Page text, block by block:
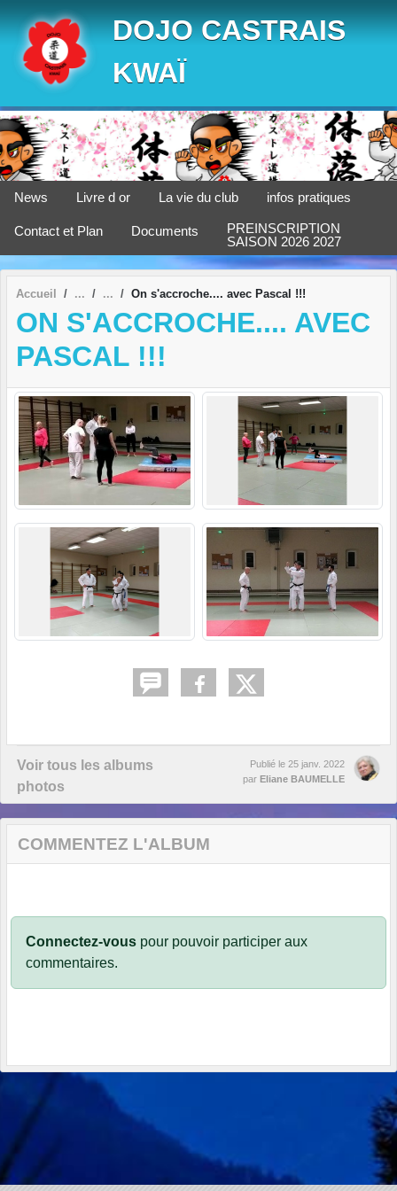
DOJO CASTRAIS
KWAÏ
News Livre d or La vie du club infos pratiques
Contact et Plan Documents
PREINSCRIPTION
SAISON 2026 2027
Accueil On s'accroche.... avec Pascal !!!
ON S'ACCROCHE.... AVEC
PASCAL !!!
Voir tous les albums
photos
Publié le 25 janv. 2022
par Eliane BAUMELLE
COMMENTEZ L'ALBUM
Connectez-vous pour pouvoir participer aux
commentaires.
Panneau de gestion des cookies